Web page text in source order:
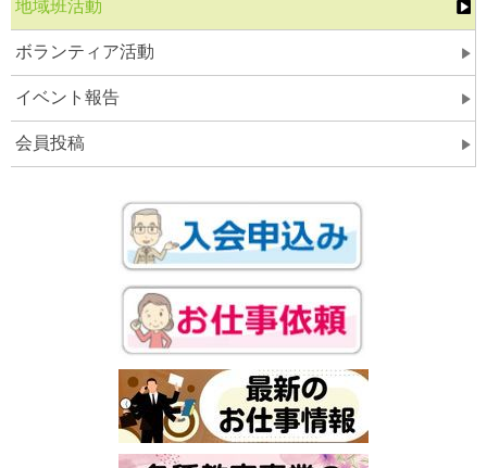
地域班活動
ボランティア活動
イベント報告
会員投稿